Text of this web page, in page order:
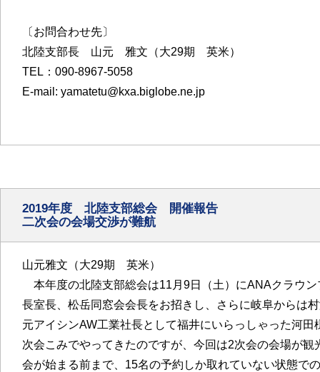
〔お問合わせ先〕
北陸支部長 山元 雅文（大29期 英米）
TEL：090-8967-5058
E-mail: yamatetu@kxa.biglobe.ne.jp
2019年度 北陸支部総会 開催報告
二次会の会場交渉が難航
山元雅文（大29期 英米）
本年度の北陸支部総会は11月9日（土）にANAクラウ
長室長、松岳同窓会会長をお招きし、さらに岐阜からは
元アイシンAW工業社長として福井にいらっしゃった河
次会こみでやってきたのですが、今回は2次会の会場が
会が始まる前まで、15名の予約しか取れていない状態で